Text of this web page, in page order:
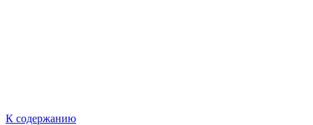
К содержанию